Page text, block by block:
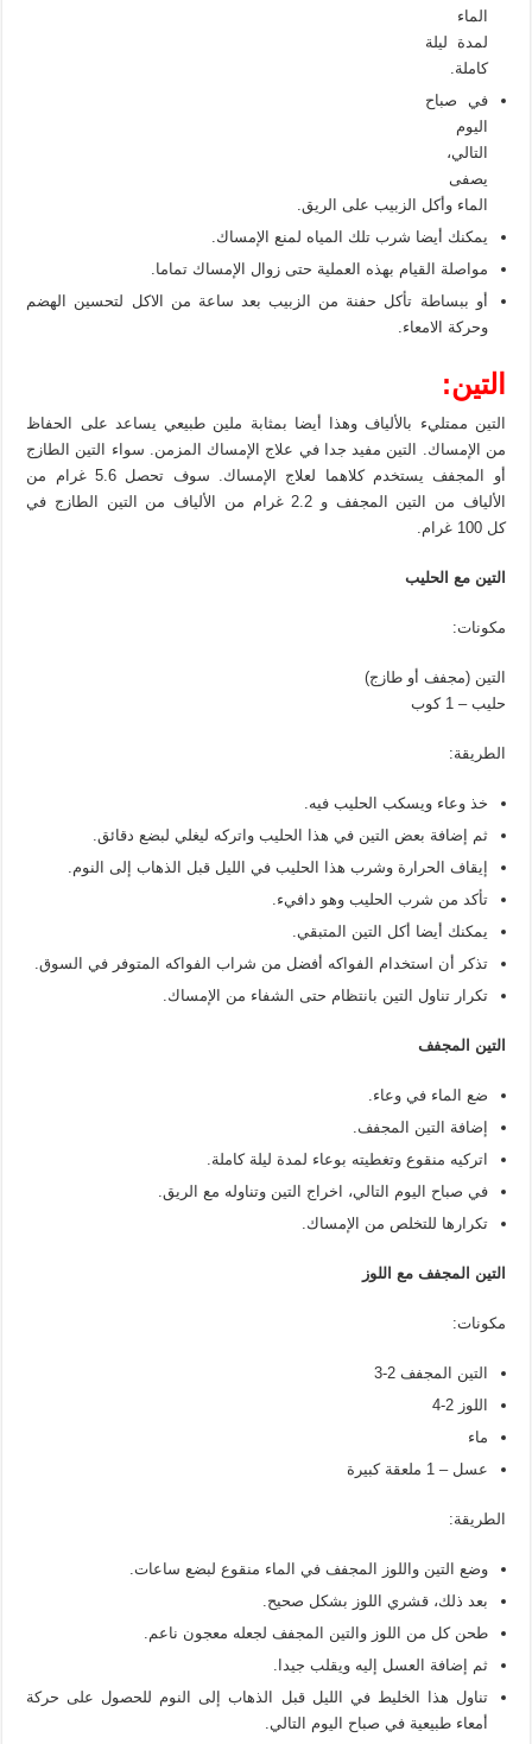
الماء
لمدة ليلة
كاملة.
في صباح
اليوم
التالي،
يصفى
الماء وأكل الزبيب على الريق.
يمكنك أيضا شرب تلك المياه لمنع الإمساك.
مواصلة القيام بهذه العملية حتى زوال الإمساك تماما.
أو ببساطة تأكل حفنة من الزبيب بعد ساعة من الاكل لتحسين الهضم
وحركة الامعاء.
التين:
التين ممتليء بالألياف وهذا أيضا بمثابة ملين طبيعي يساعد على الحفاظ
من الإمساك. التين مفيد جدا في علاج الإمساك المزمن. سواء التين الطازج
أو المجفف يستخدم كلاهما لعلاج الإمساك. سوف تحصل 5.6 غرام من
الألياف من التين المجفف و 2.2 غرام من الألياف من التين الطازج في
كل 100 غرام.
التين مع الحليب
مكونات:
التين (مجفف أو طازج)
حليب – 1 كوب
الطريقة:
خذ وعاء ويسكب الحليب فيه.
ثم إضافة بعض التين في هذا الحليب واتركه ليغلي لبضع دقائق.
إيقاف الحرارة وشرب هذا الحليب في الليل قبل الذهاب إلى النوم.
تأكد من شرب الحليب وهو دافيء.
يمكنك أيضا أكل التين المتبقي.
تذكر أن استخدام الفواكه أفضل من شراب الفواكه المتوفر في السوق.
تكرار تناول التين بانتظام حتى الشفاء من الإمساك.
التين المجفف
ضع الماء في وعاء.
إضافة التين المجفف.
اتركيه منقوع وتغطيته بوعاء لمدة ليلة كاملة.
في صباح اليوم التالي، اخراج التين وتناوله مع الريق.
تكرارها للتخلص من الإمساك.
التين المجفف مع اللوز
مكونات:
التين المجفف 2-3
اللوز 2-4
ماء
عسل – 1 ملعقة كبيرة
الطريقة:
وضع التين واللوز المجفف في الماء منقوع لبضع ساعات.
بعد ذلك، قشري اللوز بشكل صحيح.
طحن كل من اللوز والتين المجفف لجعله معجون ناعم.
ثم إضافة العسل إليه ويقلب جيدا.
تناول هذا الخليط في الليل قبل الذهاب إلى النوم للحصول على حركة
أمعاء طبيعية في صباح اليوم التالي.